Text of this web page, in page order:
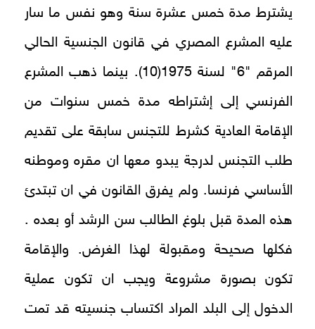
يشترط مدة خمس عشرة سنة وهو نفس ما سار
عليه المشرع المصري في قانون الجنسية الحالي
المرقم "6" لسنة 1975(10). بينما ذهب المشرع
الفرنسي إلى إشتراطه مدة خمس سنوات من
الإقامة العادية كشرط للتجنس سابقة على تقديم
طلب التجنس لدرجة يبدو معها ان مقره وموطنه
الأساسي فرنسا. ولم يفرق القانون في ان تبتدئ
هذه المدة قبل بلوغ الطالب سن الرشد أو بعده .
فكلها صحيحة ومقبولة لهذا الغرض. والإقامة
تكون بصورة مشروعة ويجب ان تكون عملية
الدخول إلى البلد المراد اكتساب جنسيته قد تمت